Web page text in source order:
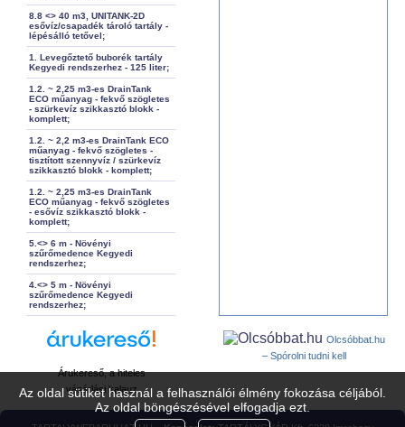
Az oldal sütiket használ a felhasználói élmény fokozása céljából.
Az oldal böngészésével elfogadja ezt.
8.8 <> 40 m3, UNITANK-2D
esővíz/csapadék tároló tartály -
lépésálló tetővel;
1. Levegőztető buborék tartály
Kegyedi rendszerhez - 125 liter;
1.2. ~ 2,25 m3-es DrainTank
ECO műanyag - fekvő szögletes
- szürkevíz szikkasztó blokk -
komplett;
1.2. ~ 2,2 m3-es DrainTank ECO
műanyag - fekvő szögletes -
tisztított szennyvíz / szürkevíz
szikkasztó blokk - komplett;
1.2. ~ 2,25 m3-es DrainTank
ECO műanyag - fekvő szögletes
- esővíz szikkasztó blokk -
komplett;
5.<> 6 m - Növényi
szűrőmedence Kegyedi
rendszerhez;
4.<> 5 m - Növényi
szűrőmedence Kegyedi
rendszerhez;
Árukereső, a hiteles
vásárlási kalauz
Olcsóbbat.hu
– Spórolni tudni kell